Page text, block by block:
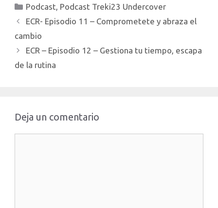
referido de…
pueda obtener 250€ de
descuento.
http://treki23.com/tesla
Enlace para apuntarte a
Mike”s Academy:
https://treki23.com/mikes
Ademas te paso otros
Categorías
Podcast, Podcast Treki23 Undercover
ECR- Episodio 11 – Comprometete y abraza el
cambio
ECR – Episodio 12 – Gestiona tu tiempo, escapa
de la rutina
Deja un comentario